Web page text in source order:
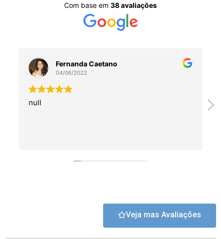
Com base em 38 avaliações
Fernanda Caetano
04/06/2022
null
Veja mas Avaliações